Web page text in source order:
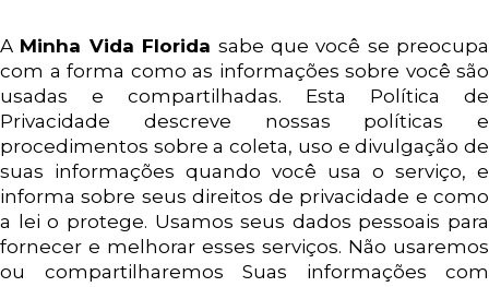
A Minha Vida Florida sabe que você se preocupa
com a forma como as informações sobre você são
usadas e compartilhadas. Esta Política de
Privacidade descreve nossas políticas e
procedimentos sobre a coleta, uso e divulgação de
suas informações quando você usa o serviço, e
informa sobre seus direitos de privacidade e como
a lei o protege. Usamos seus dados pessoais para
fornecer e melhorar esses serviços. Não usaremos
ou compartilharemos Suas informações com